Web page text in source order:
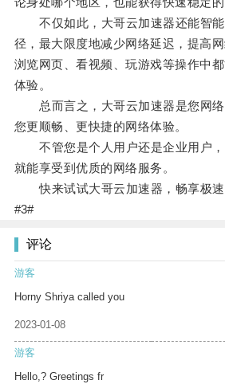
不仅如此，大哥云加速器还能智能
径，最大限度地减少网络延迟，提高
浏览网页、看视频、玩游戏等操作中
体验。
总而言之，大哥云加速器是您网络
您更顺畅、更快捷的网络体验。
不管您是个人用户还是企业用户，
就能享受到优质的网络服务。
快来试试大哥云加速器，畅享极速
#3#
评论
游客
Horny Shriya called you
2023-01-08
游客
Hello,? Greetings fr